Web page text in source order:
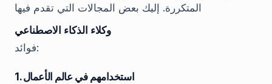
المتكررة. إليك بعض المجالات التي تقدم فيها
وكلاء الذكاء الاصطناعي
فوائد:
1. استخدامهم في عالم الأعمال